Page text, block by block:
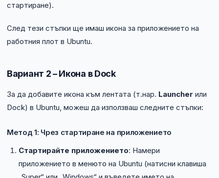
стартиране).
След тези стъпки ще имаш икона за приложението на
работния плот в Ubuntu.
Вариант 2 – Икона в Dock
За да добавите икона към лентата (т.нар. Launcher или
Dock) в Ubuntu, можеш да използваш следните стъпки:
Метод 1: Чрез стартиране на приложението
Стартирайте приложението: Намери
приложението в менюто на Ubuntu (натисни клавиша